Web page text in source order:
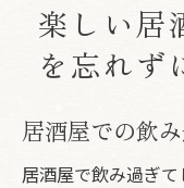
楽しい居
を忘れず
居酒屋での飲
居酒屋で飲み過ぎ